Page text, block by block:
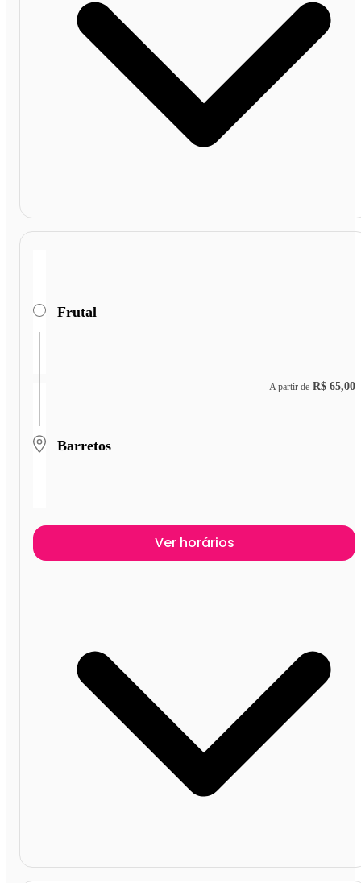
Frutal
Barretos
A partir de R$ 65,00
Ver horários